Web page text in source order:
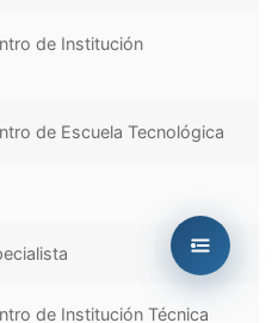
de Institución
de Escuela Tecnológica
de Institución Técnica